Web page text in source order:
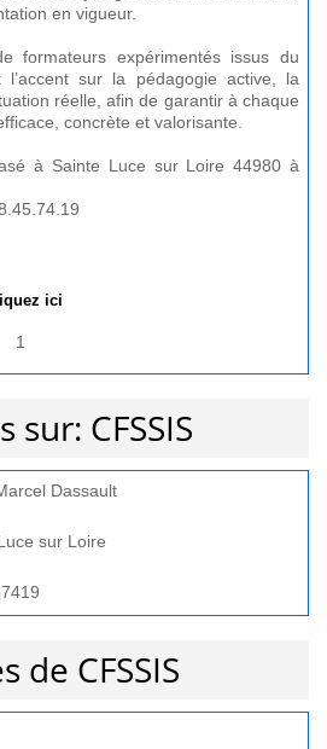
en vigueur.
formateurs expérimentés issus du
sur la pédagogie active, la
réelle, afin de garantir à chaque
concrète et valorisante.
à Sainte Luce sur Loire 44980 à
ici
1
CFSSIS
Dassault
sur Loire
de CFSSIS